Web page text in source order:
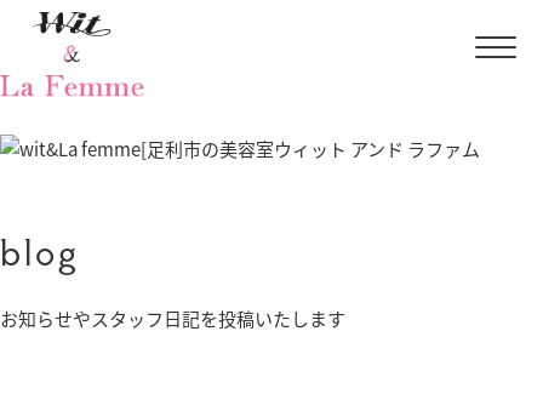
blog
お知らせやスタッフ日記を投稿いたします